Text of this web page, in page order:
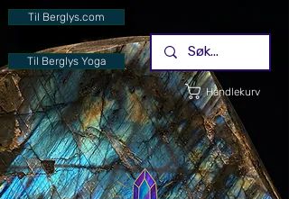
Til Berglys.com
Til Berglys Yoga
Handlekurv